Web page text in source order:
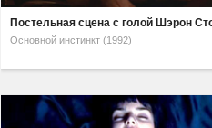
Постельная сцена с голой Шэрон
Основной инстинкт (1992)